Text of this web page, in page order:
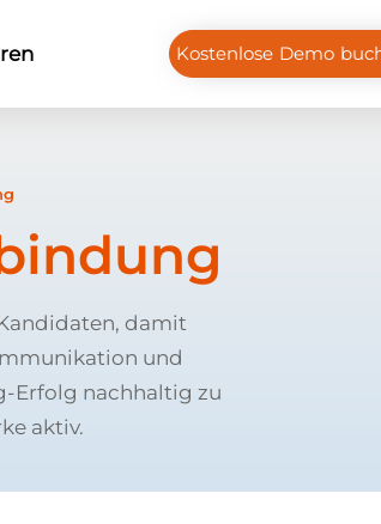
Kostenlose Demo
damit
und
Erfolg nachhaltig zu
aktiv.